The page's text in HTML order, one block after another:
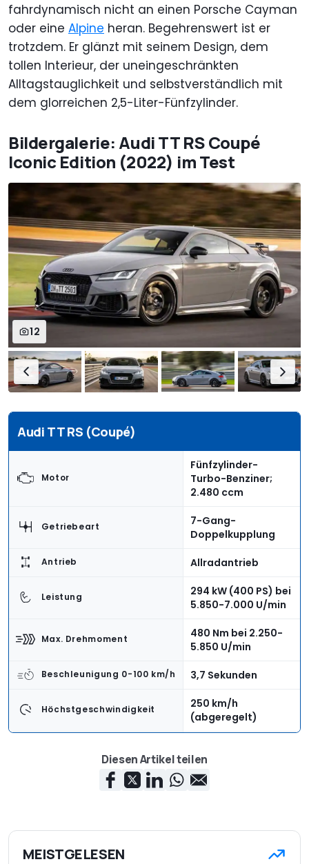
fahrdynamisch nicht an einen Porsche Cayman
oder eine Alpine heran. Begehrenswert ist er
trotzdem. Er glänzt mit seinem Design, dem
tollen Interieur, der uneingeschränkten
Alltagstauglichkeit und selbstverständlich mit
dem glorreichen 2,5-Liter-Fünfzylinder.
Bildergalerie: Audi TT RS Coupé
Iconic Edition (2022) im Test
12
Audi TT RS (Coupé)
Motor
Fünfzylinder-
Turbo-Benziner;
2.480 ccm
Getriebeart
7-Gang-
Doppelkupplung
Antrieb Allradantrieb
Leistung
294 kW (400 PS) bei
5.850-7.000 U/min
Max. Drehmoment
480 Nm bei 2.250-
5.850 U/min
Beschleunigung 0-100 km/h 3,7 Sekunden
Höchstgeschwindigkeit
250 km/h
(abgeregelt)
Kofferraumvolumen 305-712 Liter
Diesen Artikel teilen
MEISTGELESEN